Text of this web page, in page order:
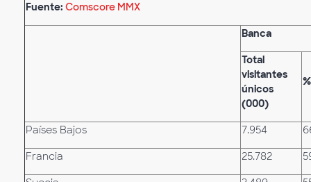
Fuente: Comscore MMX
Banca
Total
visitantes
únicos
(000)
Países Bajos 7.954
Francia 25.782